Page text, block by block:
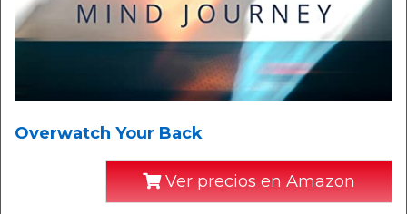
Overwatch Your Back
Ver precios en Amazon